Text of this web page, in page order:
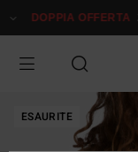
alle
prodotto
DOPPIA OFFERTA
ESAURITE